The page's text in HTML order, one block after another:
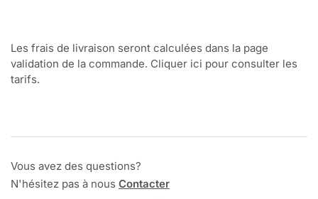
Les frais de livraison seront calculées dans la page
validation de la commande. Cliquer ici pour consulter les
tarifs.
Vous avez des questions?
N'hésitez pas à nous Contacter